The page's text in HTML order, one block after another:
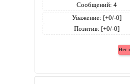
Сообщений: 4
Уважение: [+0/-0]
Позитив: [+0/-0]